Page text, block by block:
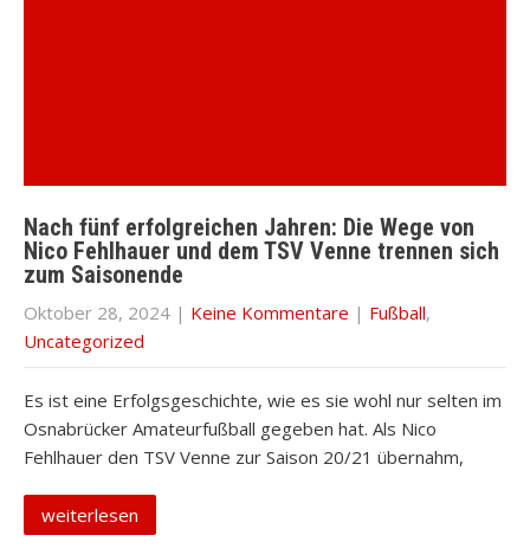
Nach fünf erfolgreichen Jahren: Die Wege von
Nico Fehlhauer und dem TSV Venne trennen sich
zum Saisonende
Oktober 28, 2024 | Keine Kommentare | Fußball,
Uncategorized
Es ist eine Erfolgsgeschichte, wie es sie wohl nur selten im
Osnabrücker Amateurfußball gegeben hat. Als Nico
Fehlhauer den TSV Venne zur Saison 20/21 übernahm,
weiterlesen